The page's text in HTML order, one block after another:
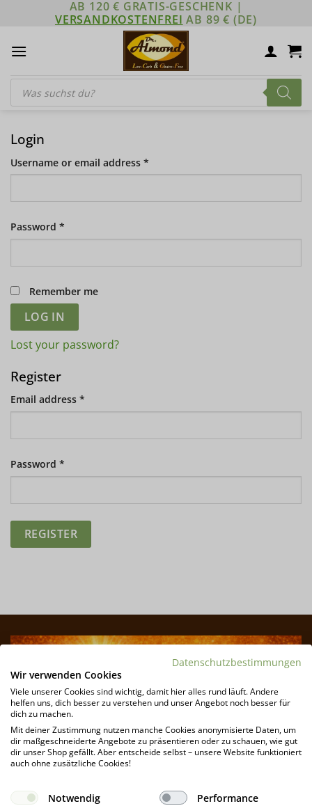
AB 120 € GRATIS-GESCHENK |
VERSANDKOSTENFREI AB 89 € (DE)
Products
search
Login
Username or email address *
Password *
Remember me
LOG IN
Lost your password?
Register
Email address *
Password *
REGISTER
RABATTGUTSCHEIN & GRATIS-LIEFERUNG AB 49 €
Datenschutzbestimmungen
Wir verwenden Cookies
Viele unserer Cookies sind wichtig, damit hier alles rund läuft. Andere
helfen uns, dich besser zu verstehen und unser Angebot noch besser für
dich zu machen.
Mit deiner Zustimmung nutzen manche Cookies anonymisierte Daten, um
dir maßgeschneiderte Angebote zu präsentieren oder zu schauen, wie gut
dir unser Shop gefällt. Aber entscheide selbst – unsere Website funktioniert
auch ohne zusätzliche Cookies!
Notwendig
Performance